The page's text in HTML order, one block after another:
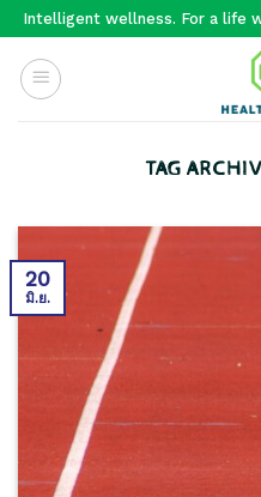
Skip
content
Intelligent wellness. For a life
TAG
20
มิ.ย.